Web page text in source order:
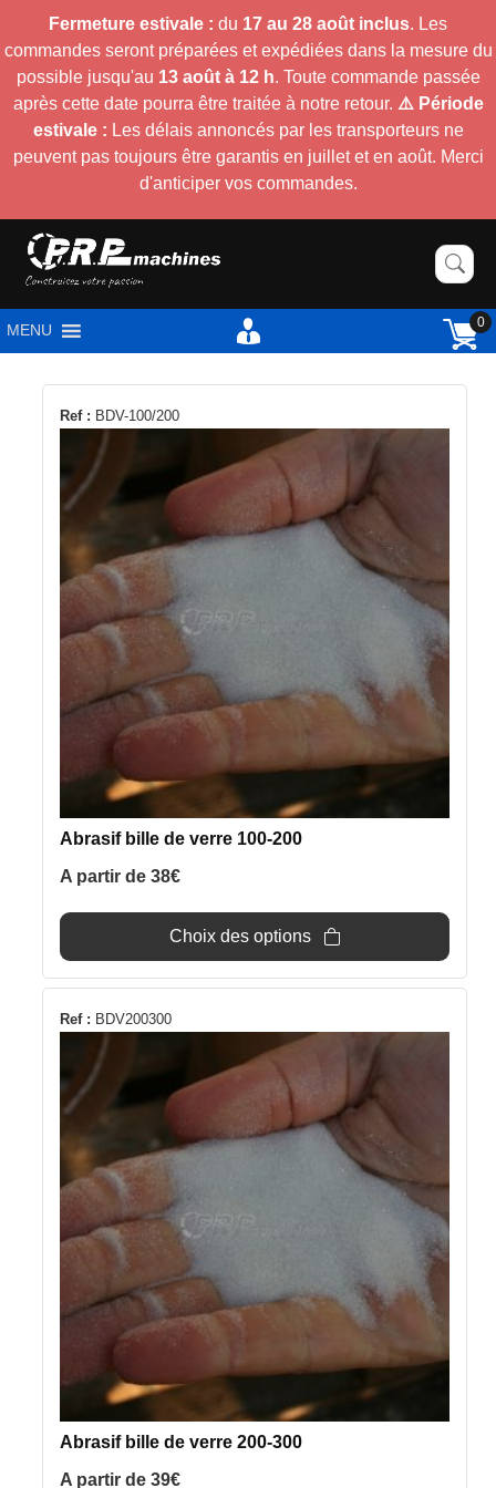
Fermeture estivale : du 17 au 28 août inclus. Les
commandes seront préparées et expédiées dans la mesure du
possible jusqu'au 13 août à 12 h. Toute commande passée
après cette date pourra être traitée à notre retour. ⚠️ Période
estivale : Les délais annoncés par les transporteurs ne
peuvent pas toujours être garantis en juillet et en août. Merci
d'anticiper vos commandes.
MENU 0
Ref : BDV-100/200
Abrasif bille de verre 100-200
A partir de 38€
Choix des options
Ce
produit
plusieurs
Les
options
être
choisies
la
produit
Ref : BDV200300
Abrasif bille de verre 200-300
A partir de 39€
Ce
produit
plusieurs
Les
options
être
choisies
la
produit